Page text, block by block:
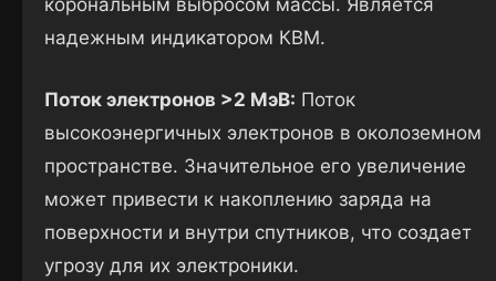
корональным выбросом массы. Является
надежным индикатором КВМ.
Поток электронов >2 МэВ: Поток
высокоэнергичных электронов в околоземном
пространстве. Значительное его увеличение
может привести к накоплению заряда на
поверхности и внутри спутников, что создает
угрозу для их электроники.